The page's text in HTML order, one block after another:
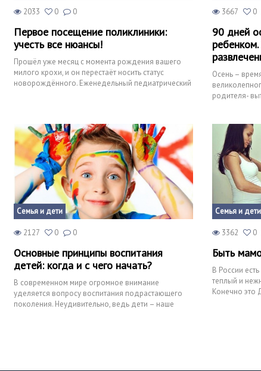
2033 0 0
Первое посещение поликлиники:
учесть все нюансы!
Прошёл уже месяц с момента рождения вашего
милого крохи, и он перестаёт носить статус
новорождённого. Еженедельный педиатрический
3667 0
90 дней
Осень –
родителя-
Семья и дети
2127 0 0
Основные принципы воспитания
детей: когда и с чего начать?
В современном мире огромное внимание
уделяется вопросу воспитания подрастающего
поколения. Неудивительно, ведь дети – наше
Семья и дети
3362 0
Быть
В России
теплый и
Конечно это